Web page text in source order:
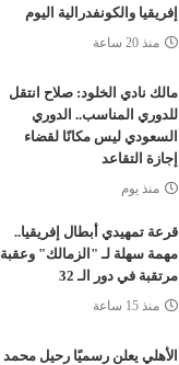
إفريقيا والكونفدرالية اليوم
منذ 20 ساعة
مالك نادي الخلود: صلاح انتقل
للدوري المناسب.. الدوري
السعودي ليس مكانًا لقضاء
إجازة التقاعد
منذ يوم
قرعة تمهيدي أبطال إفريقيا..
مهمة سهلة لـ "الزمالك" وعقبة
مرتقبة في دور الـ 32
منذ 15 ساعة
الأهلي يعلن رسميًا رحيل محمد